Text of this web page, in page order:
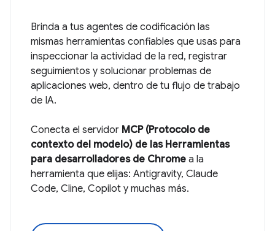
Brinda a tus agentes de codificación las
mismas herramientas confiables que usas para
inspeccionar la actividad de la red, registrar
seguimientos y solucionar problemas de
aplicaciones web, dentro de tu flujo de trabajo
de IA.
Conecta el servidor MCP (Protocolo de
contexto del modelo) de las Herramientas
para desarrolladores de Chrome a la
herramienta que elijas: Antigravity, Claude
Code, Cline, Copilot y muchas más.